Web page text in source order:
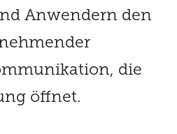
Anwendern den
die
öffnet.